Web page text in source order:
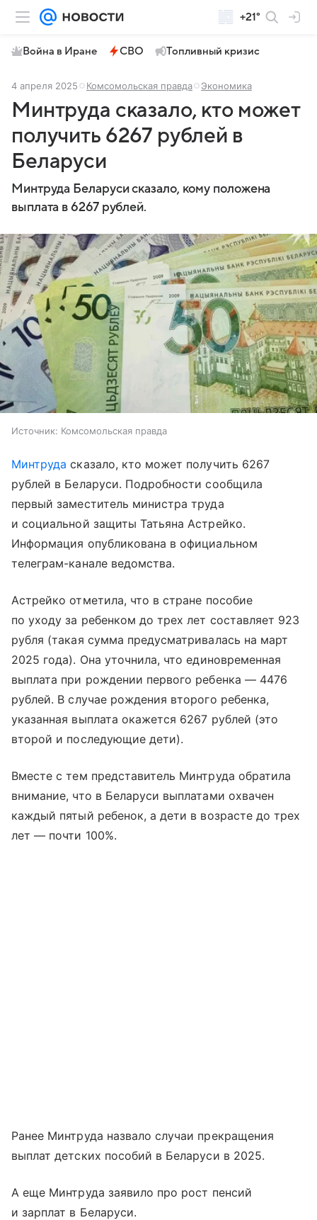
+21°
Война в Иране СВО Топливный кризис
4 апреля 2025 Комсомольская правда Экономика
Минтруда сказало, кто может
получить 6267 рублей в
Беларуси
Минтруда Беларуси сказало, кому положена
выплата в 6267 рублей.
Источник: Комсомольская правда
Минтруда сказало, кто может получить 6267
рублей в Беларуси. Подробности сообщила
первый заместитель министра труда
и социальной защиты Татьяна Астрейко.
Информация опубликована в официальном
телеграм-канале ведомства.
Астрейко отметила, что в стране пособие
по уходу за ребенком до трех лет составляет 923
рубля (такая сумма предусматривалась на март
2025 года). Она уточнила, что единовременная
выплата при рождении первого ребенка — 4476
рублей. В случае рождения второго ребенка,
указанная выплата окажется 6267 рублей (это
второй и последующие дети).
Вместе с тем представитель Минтруда обратила
внимание, что в Беларуси выплатами охвачен
каждый пятый ребенок, а дети в возрасте до трех
лет — почти 100%.
Ранее Минтруда назвало случаи прекращения
выплат детских пособий в Беларуси в 2025.
А еще Минтруда заявило про рост пенсий
и зарплат в Беларуси.